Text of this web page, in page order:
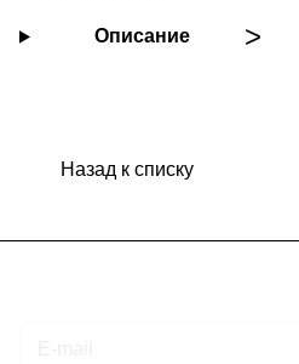
Описание
Назад к списку